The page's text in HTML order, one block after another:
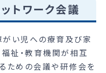
トワーク会議
い児への療育及び家
福祉・教育機関が相互
ための会議や研修会を